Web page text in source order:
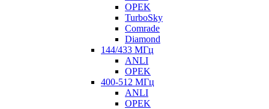
OPEK
TurboSky
Comrade
Diamond
144/433 МГц
ANLI
OPEK
400-512 МГц
ANLI
OPEK